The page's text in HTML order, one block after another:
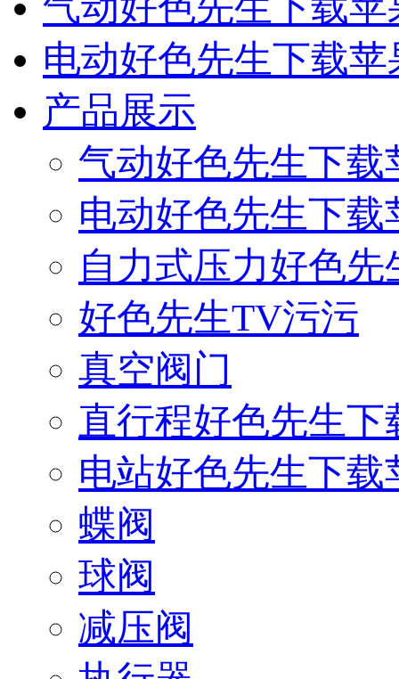
电动好色先生下载
产品展示
气动好色先生下
电动好色先生下
自力式压力好色
好色先生TV污污
真空阀门
直行程好色先生
电站好色先生下
蝶阀
球阀
减压阀